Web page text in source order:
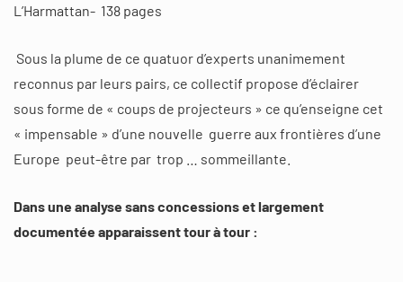
L’Harmattan- 138 pages
Sous la plume de ce quatuor d’experts unanimement
reconnus par leurs pairs, ce collectif propose d’éclairer
sous forme de « coups de projecteurs » ce qu’enseigne cet
« impensable » d’une nouvelle guerre aux frontières d’une
Europe peut-être par trop … sommeillante.
Dans une analyse sans concessions et largement
documentée apparaissent tour à tour :